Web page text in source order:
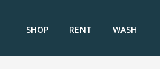
SHOP RENT WASH